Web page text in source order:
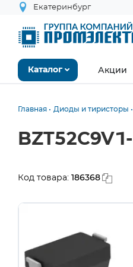
Екатеринбург
Каталог Акции
Главная Диоды и тиристоры
Код товара: 186368